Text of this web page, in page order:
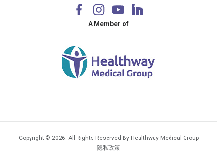
A Member of
Copyright © 2026. All Rights Reserved By Healthway Medical Group
隐私政策